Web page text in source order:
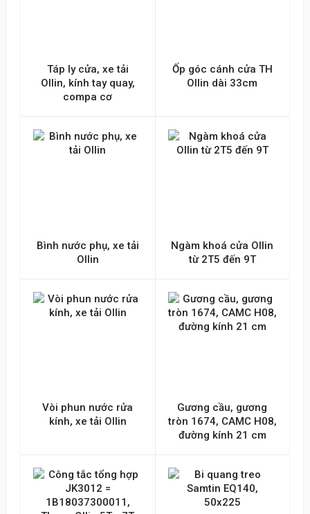
Táp ly cửa, xe tải
Ollin, kính tay quay,
compa cơ
Ốp góc cánh cửa TH
Ollin dài 33cm
Bình nước phụ, xe tải
Ollin
Ngàm khoá cửa Ollin
từ 2T5 đến 9T
Vòi phun nước rửa
kính, xe tải Ollin
Gương cầu, gương
tròn 1674, CAMC H08,
đường kính 21 cm